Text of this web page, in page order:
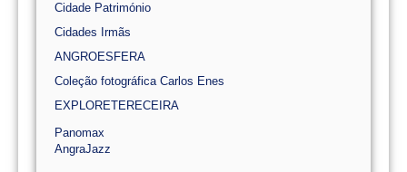
Cidade Património
Cidades Irmãs
ANGROESFERA
Coleção fotográfica Carlos Enes
EXPLORETERECEIRA
Panomax
AngraJazz